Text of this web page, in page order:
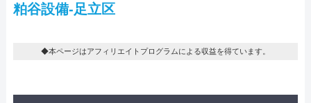
粕谷設備-足立区
◆本ページはアフィリエイトプログラムによる収益を得ています。